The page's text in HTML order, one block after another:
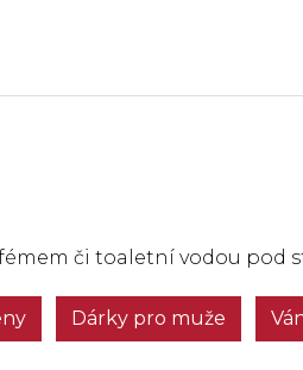
či toaletní vodou pod
Dárky pro muže